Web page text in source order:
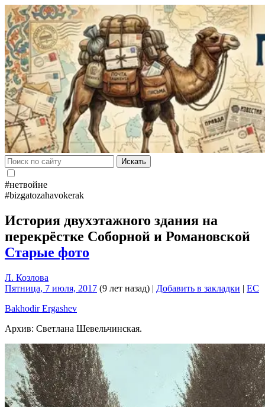
Искать
#нетвойне
#bizgatozahavokerak
История двухэтажного здания на
перекрёстке Соборной и Романовской
Старые фото
Л. Козлова
Пятница, 7 июля, 2017 (9 лет назад) | Добавить в закладки | EC
Bakhodir Ergashev
Архив: Светлана Шевельчинская.